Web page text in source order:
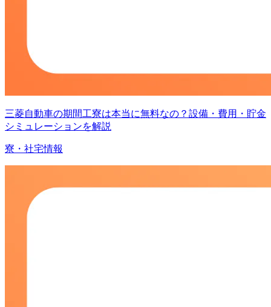
三菱自動車の期間工寮は本当に無料なの？設備・費用・貯金
シミュレーションを解説
寮・社宅情報